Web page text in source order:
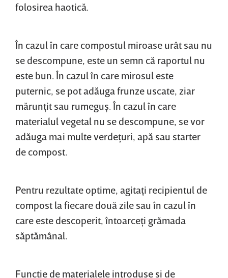
folosirea haotică.
În cazul în care compostul miroase urât sau nu
se descompune, este un semn că raportul nu
este bun. În cazul în care mirosul este
puternic, se pot adăuga frunze uscate, ziar
mărunţit sau rumeguş. În cazul în care
materialul vegetal nu se descompune, se vor
adăuga mai multe verdeţuri, apă sau starter
de compost.
Pentru rezultate optime, agitaţi recipientul de
compost la fiecare două zile sau în cazul în
care este descoperit, întoarceţi grămada
săptămânal.
Funcţie de materialele introduse şi de